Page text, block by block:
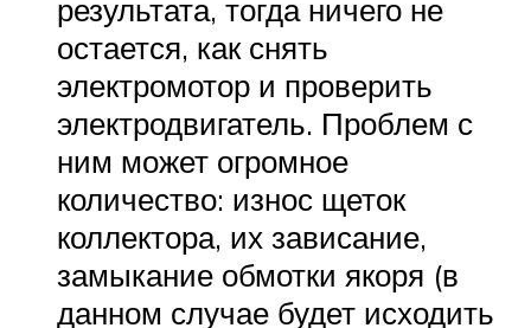
результата, тогда ничего не
остается, как снять
электромотор и проверить
электродвигатель. Проблем с
ним может огромное
количество: износ щеток
коллектора, их зависание,
замыкание обмотки якоря (в
данном случае будет исходить